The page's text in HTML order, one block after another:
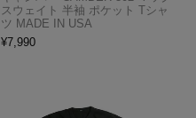
スウェイト 半袖 ポケット Tシャ
ツ MADE IN USA
¥7,990